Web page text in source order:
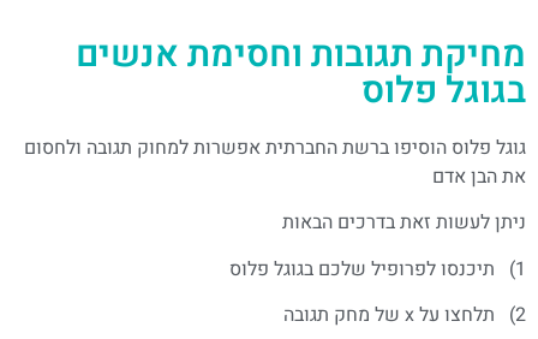
מחיקת תגובות וחסימת אנשים
בגוגל פלוס
גוגל פלוס הוסיפו ברשת החברתית אפשרות למחוק תגובה ולחסום
את הבן אדם
ניתן לעשות זאת בדרכים הבאות
1) תיכנסו לפרופיל שלכם בגוגל פלוס
2) תלחצו על x של מחק תגובה